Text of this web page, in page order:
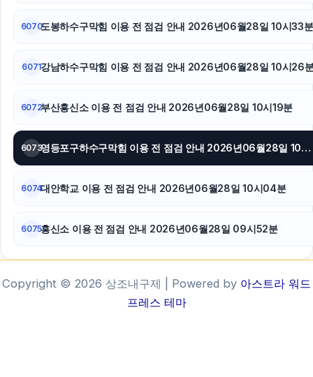
6070도봉하수구막힘 이용 전 점검 안내 2026년06월28일 10시33분
6071강남하수구막힘 이용 전 점검 안내 2026년06월28일 10시26
6072부산흥신소 이용 전 점검 안내 2026년06월28일 10시19분
6073 영등포구하수구막힘 이용 전 점검 안내 2026년06월28일 10시12분
6074대안학교 이용 전 점검 안내 2026년06월28일 10시04분
6075흥신소 이용 전 점검 안내 2026년06월28일 09시52분
Copyright © 2026 상조내구제 | Powered by 아스트라 워드
프레스 테마